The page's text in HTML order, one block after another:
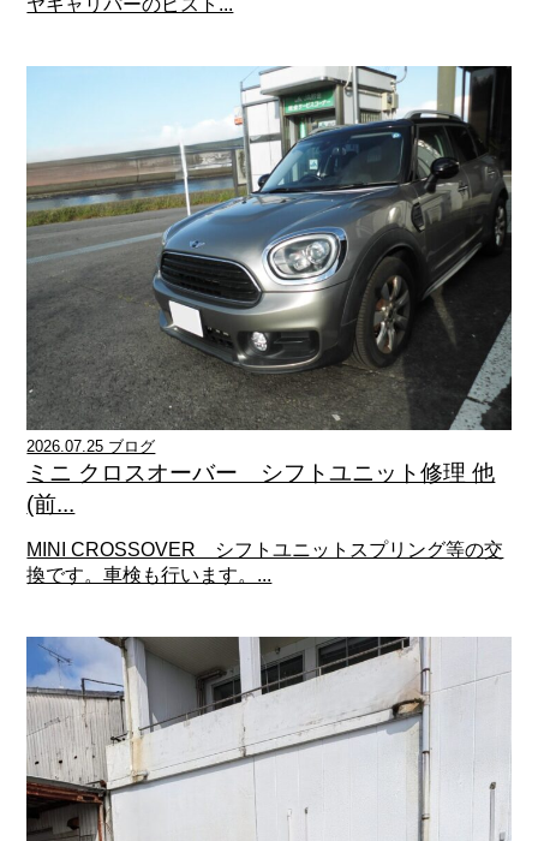
ヤキャリパーのピスト...
2026.07.25 ブログ
ミニ クロスオーバー シフトユニット修理 他
(前...
MINI CROSSOVER シフトユニットスプリング等の交
換です。車検も行います。...